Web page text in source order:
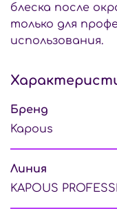
блеска после
только для
использования.
Бренд
Kapous
Линия
KAPOUS